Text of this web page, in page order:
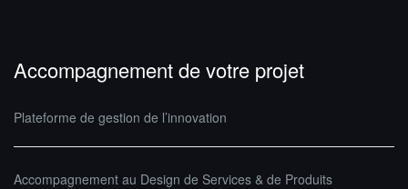
Accompagnement de votre projet
Plateforme de gestion de l’innovation
Accompagnement au Design de Services & de Produits